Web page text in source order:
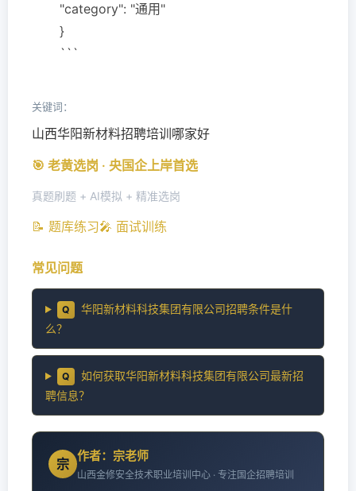
"category": "通用"
}
```
关键词：
山西华阳新材料招聘培训哪家好
🎯 老黄选岗 · 央国企上岸首选
真题刷题 + AI模拟 + 精准选岗
📝 题库练习🎤 面试训练
常见问题
Q
华阳新材料科技集团有限公司招聘条件是什
么？
Q
如何获取华阳新材料科技集团有限公司最新招
聘信息？
宗
作者：宗老师
山西金修安全技术职业培训中心 · 专注国企招聘培训